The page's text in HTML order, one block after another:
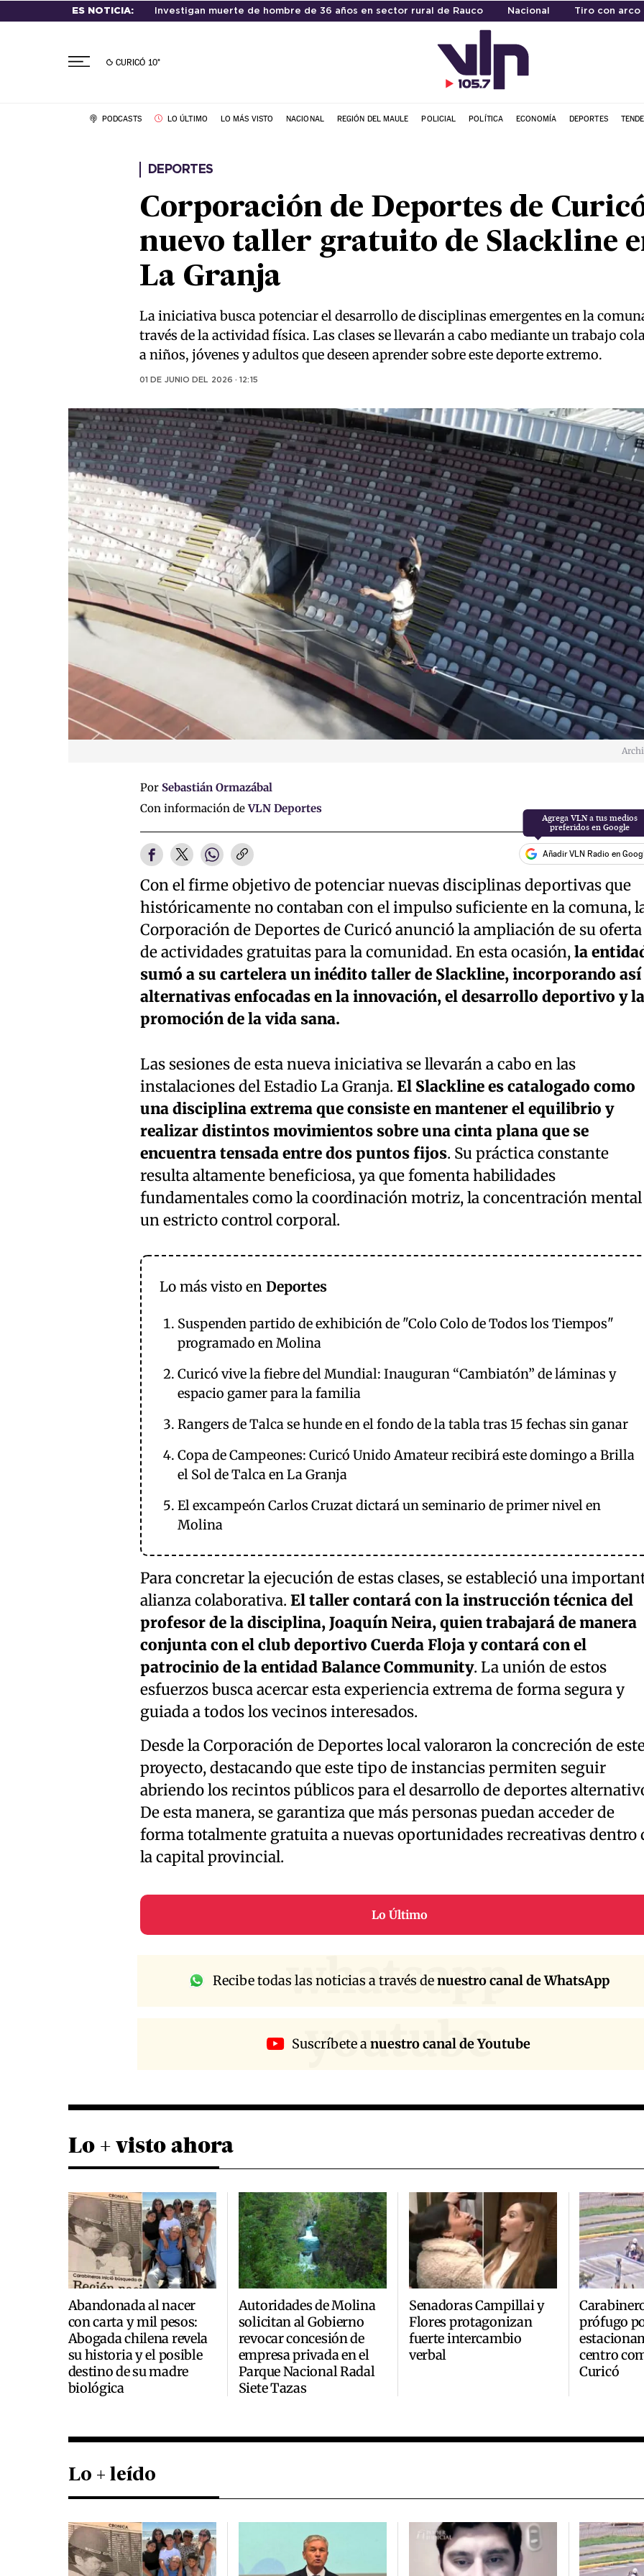
ES NOTICIA: Investigan muerte de hombre de 36 años en sector rural de Rauco Nacional Tiro con arco
CURICÓ 10°
PODCASTS LO ÚLTIMO LO MÁS VISTO NACIONAL REGIÓN DEL MAULE POLICIAL POLÍTICA ECONOMÍA DEPORTES
DEPORTES
Corporación de Deportes de
nuevo taller gratuito de Slackline
La Granja
La iniciativa busca potenciar el desarrollo de disciplinas emergentes en la
través de la actividad física. Las clases se llevarán a cabo mediante un trabajo
a niños, jóvenes y adultos que deseen aprender sobre este deporte extremo.
01 DE JUNIO DEL 2026 · 12:15
Por Sebastián Ormazábal
Con información deVLN Deportes
Añadir VLN Radio en
Con el firme objetivo de potenciar nuevas disciplinas deportivas que
históricamente no contaban con el impulso suficiente en la comuna,
Corporación de Deportes de Curicó anunció la ampliación de su oferta
de actividades gratuitas para la comunidad. En esta ocasión,la
sumó a su cartelera un inédito taller de Slackline, incorporando así
alternativas enfocadas en la innovación, el desarrollo deportivo y la
promoción de la vida sana.
Las sesiones de esta nueva iniciativa se llevarán a cabo en las
instalaciones del Estadio La Granja. El Slackline es catalogado como
una disciplina extrema que consiste en mantener el equilibrio y
realizar distintos movimientos sobre una cinta plana que se
encuentra tensada entre dos puntos fijos. Su práctica constante
resulta altamente beneficiosa, ya que fomenta habilidades
fundamentales como la coordinación motriz, la concentración
un estricto control corporal.
Lo más visto en Deportes
Suspenden partido de exhibición de "Colo Colo de Todos los Tiempos"
programado en Molina
Curicó vive la fiebre del Mundial: Inauguran “Cambiatón” de láminas y
espacio gamer para la familia
Rangers de Talca se hunde en el fondo de la tabla tras 15 fechas sin ganar
Copa de Campeones: Curicó Unido Amateur recibirá este domingo a Brilla
el Sol de Talca en La Granja
El excampeón Carlos Cruzat dictará un seminario de primer nivel en
Molina
Para concretar la ejecución de estas clases, se estableció una
alianza colaborativa. El taller contará con la instrucción técnica del
profesor de la disciplina, Joaquín Neira, quien trabajará de manera
conjunta con el club deportivo Cuerda Floja y contará con el
patrocinio de la entidad Balance Community. La unión de estos
esfuerzos busca acercar esta experiencia extrema de forma segura y
guiada a todos los vecinos interesados.
Desde la Corporación de Deportes local valoraron la concreción de
proyecto, destacando que este tipo de instancias permiten seguir
abriendo los recintos públicos para el desarrollo de deportes
De esta manera, se garantiza que más personas puedan acceder de
forma totalmente gratuita a nuevas oportunidades recreativas dentro
la capital provincial.
Lo Último
whatsapp
Recibe todas las noticias a través denuestro canal de WhatsApp
youtube
Suscríbete anuestro canal de Youtube
Lo + visto ahora
Abandonada al nacer
con carta y mil pesos:
Abogada chilena revela
su historia y el posible
destino de su madre
biológica
Autoridades de Molina
solicitan al Gobierno
revocar concesión de
empresa privada en el
Parque Nacional Radal
Siete Tazas
Senadoras Campillai y
Flores protagonizan
fuerte intercambio
verbal
prófugo
centro
Curicó
Lo + leído